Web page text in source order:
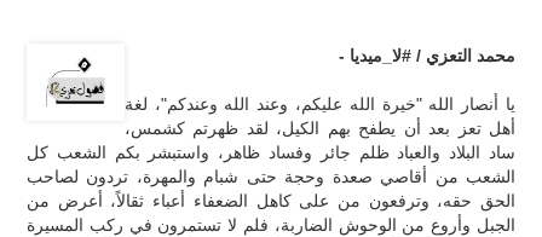
محمد التعزي / #لا_ميديا -
يا أنصار الله "خيرة الله عليكم، وعند الله وعندكم"، لغة
أهل تعز بعد أن يطفح بهم الكيل، لقد ظهرتم كشمس،
ساد البلاد والعباد ظلم جائر وفساد ظاهر، واستبشر بكم الشعب كل
الشعب من أقاصي صعدة وحجة حتى شبام والمهرة، تردون لصاحب
الحق حقه، وترفعون من على كاهل الضعفاء أعباء ثقالاً، أعرض من
الجبل وأروع من الوحوش الضاربة، فلم لا تستمرون في ركب المسيرة